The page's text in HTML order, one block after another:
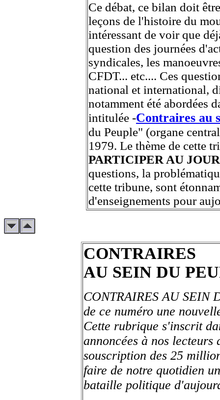
Ce débat, ce bilan doit
leçons de l'histoire du
intéressant de voir que
question des journées
syndicales, les
CFDT... etc.... Ces
national et international,
notamment été abordées
intitulée -Contraires au
du Peuple" (organe
1979. Le thème de cette
PARTICIPER AU
questions, la
cette tribune, sont
d'enseignements pour
CONTRAIRES
AU SEIN DU
CONTRAIRES AU SEIN
de ce numéro une
Cette rubrique s'inscrit
annoncées à nos lecteurs
souscription des 25
faire de notre quotidien
bataille politique